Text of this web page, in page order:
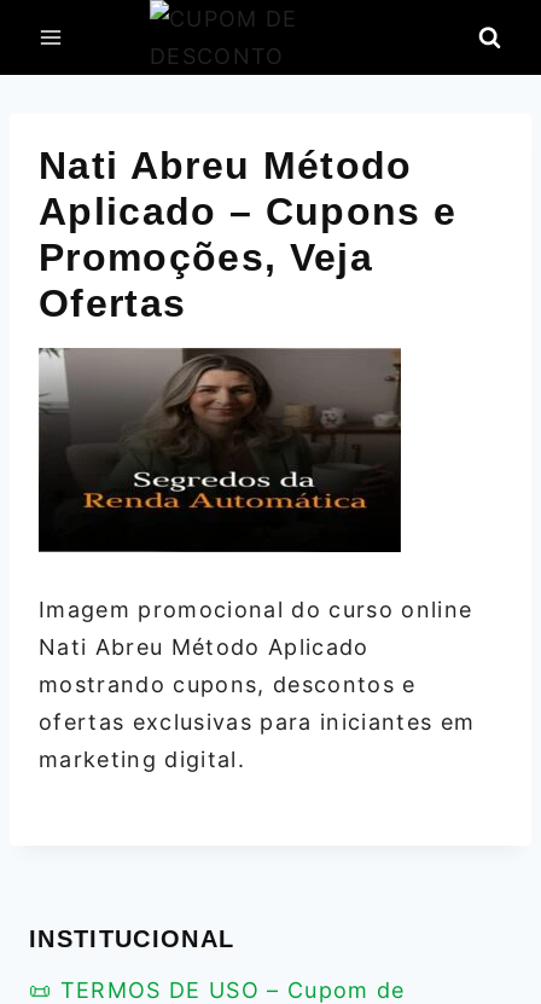
Nati Abreu Método
Aplicado – Cupons e
Promoções, Veja
Ofertas
Imagem promocional do curso online
Nati Abreu Método Aplicado
mostrando cupons, descontos e
ofertas exclusivas para iniciantes em
marketing digital.
INSTITUCIONAL
📜 TERMOS DE USO – Cupom de